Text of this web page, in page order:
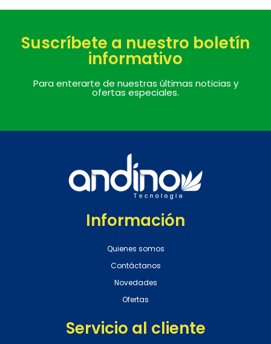
Suscríbete a nuestro boletín
informativo
Para enterarte de nuestras últimas noticias y
ofertas especiales.
Información
Quienes somos
Contáctanos
Novedades
Ofertas
Servicio al cliente